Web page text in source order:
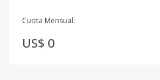
Cuota Mensual:
US$ 0